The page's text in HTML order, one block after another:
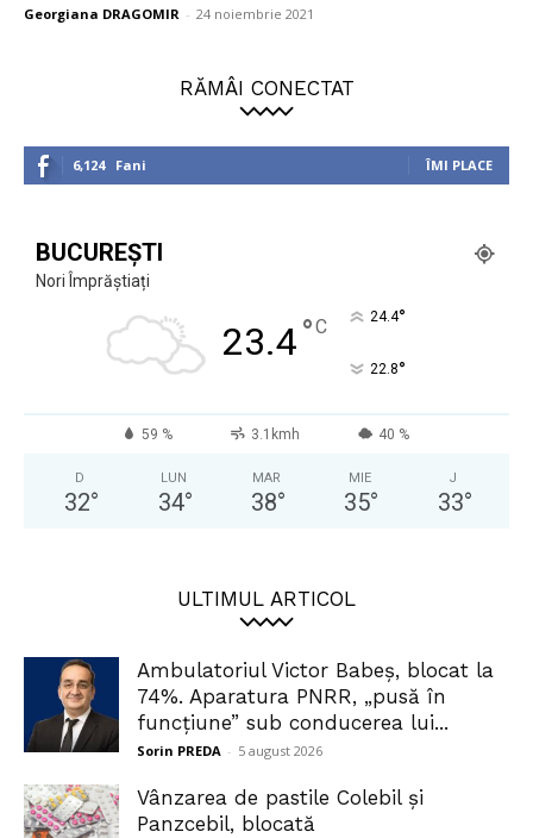
Georgiana DRAGOMIR - 24 noiembrie 2021
RĂMÂI CONECTAT
6,124 Fani ÎMI PLACE
BUCUREȘTI
Nori Împrăștiați
23.4°C 24.4°
22.8°
59 % 3.1kmh 40 %
D
32°
LUN
34°
MAR
38°
MIE
35°
J
33°
ULTIMUL ARTICOL
Ambulatoriul Victor Babeș, blocat la
74%. Aparatura PNRR, „pusă în
funcțiune” sub conducerea lui...
Sorin PREDA - 5 august 2026
Vânzarea de pastile Colebil și
Panzcebil, blocată